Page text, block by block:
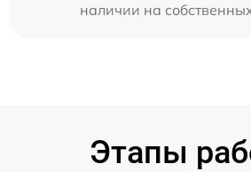
наличии на
Этапы